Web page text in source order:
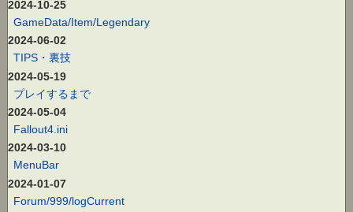
2024-10-25
GameData/Item/Legendary
2024-06-02
TIPS・裏技
2024-05-19
プレイするまで
2024-05-04
Fallout4.ini
2024-03-10
MenuBar
2024-01-07
Forum/999/logCurrent